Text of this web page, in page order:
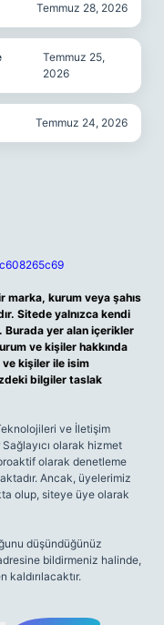
Temmuz 28, 2026
Temmuz 25,
2026
Temmuz 24, 2026
marka, kurum veya şahıs
Sitede yalnızca kendi
Burada yer alan içerikler
ve kişiler hakkında
ve kişiler ile isim
bilgiler taslak
ve İletişim
olarak hizmet
olarak denetleme
Ancak, üyelerimiz
olup, siteye üye olarak
düşündüğünüz
bildirmeniz halinde,